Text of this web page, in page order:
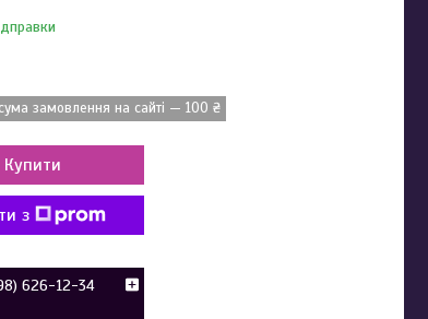
замовлення на сайті — 100 ₴
Купити
з
626-12-34